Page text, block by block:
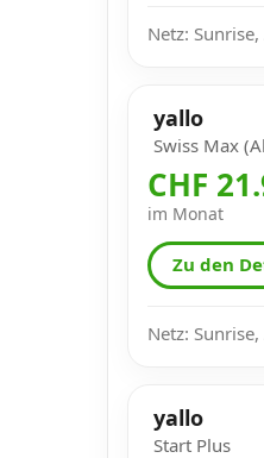
Netz:
yallo
Swiss Max
CHF
im Monat
Zu den
Netz:
yallo
Start Plus